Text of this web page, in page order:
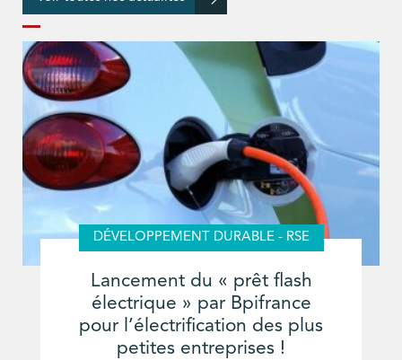
DÉVELOPPEMENT DURABLE - RSE
Lancement du « prêt flash
électrique » par Bpifrance
pour l’électrification des plus
petites entreprises !